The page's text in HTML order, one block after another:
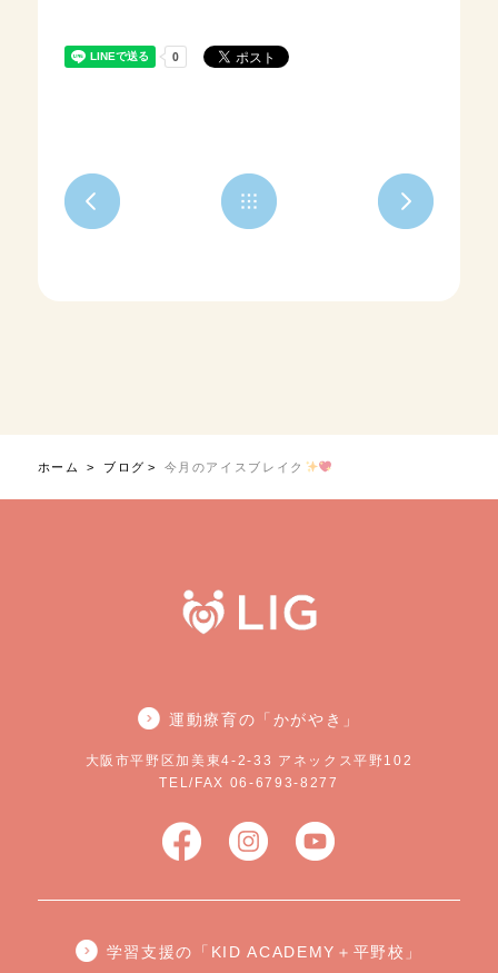
ホーム ブログ 今月のアイスブレイク
運動療育の「かがやき」
大阪市平野区加美東4-2-33 アネックス平野102
TEL/FAX 06-6793-8277
学習支援の「KID ACADEMY＋平野校」